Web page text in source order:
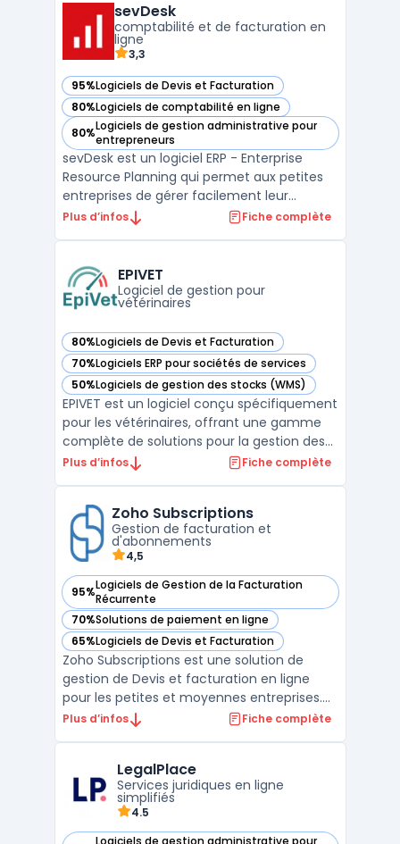
de devis, le suivi des paiements clients, la
conf ...
sevDesk
comptabilité et de facturation en
ligne
3,3
95%Logiciels de Devis et Facturation
— voir sevDesk dans cette catégorie
80%Logiciels de comptabilité en ligne
— voir sevDesk dans cette catégorie
80%Logiciels de gestion administrative pour
entrepreneurs
— voir sevDesk dans cette catégorie
sevDesk est un logiciel ERP - Enterprise
Resource Planning qui permet aux petites
entreprises de gérer facilement leur
comptabilité et leurs finances. Il offre une
factures, les paiements, les devis et la
gestion de l ...
Plus d’infos Fiche complète
EPIVET
Logiciel de gestion pour
vétérinaires
80%Logiciels de Devis et Facturation
— voir EPIVET dans cette catégorie
70%Logiciels ERP pour sociétés de services
— voir EPIVET dans cette catégorie
50%Logiciels de gestion des stocks (WMS)
— voir EPIVET dans cette catégorie
EPIVET est un logiciel conçu spécifiquement
pour les vétérinaires, offrant une gamme
complète de solutions pour la gestion des
cabinets vétérinaires. Ce logiciel vous
aux tâches administratives à faible valeur
ajoutée. ...
Plus d’infos Fiche complète
Zoho Subscriptions
Gestion de facturation et
d'abonnements
4,5
95%Logiciels de Gestion de la Facturation
Récurrente
— voir Zoho Subscriptions dans cette catégorie
70%Solutions de paiement en ligne
— voir Zoho Subscriptions dans cette catégorie
65%Logiciels de Devis et Facturation
— voir Zoho Subscriptions dans cette catégorie
Zoho Subscriptions est une solution de
gestion de Devis et facturation en ligne
pour les petites et moyennes entreprises.
Cette plateforme offre des fonctionnalités
suivi des paiements et la gestion des taxes.
La ...
Plus d’infos Fiche complète
LegalPlace
Services juridiques en ligne
simplifiés
4.5
Logiciels de gestion administrative pour